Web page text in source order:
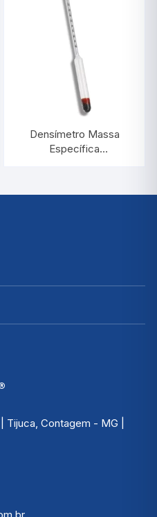
Densímetro Massa
Específica
Tijuca, Contagem - MG |